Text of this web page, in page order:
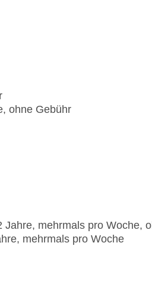
ohne Gebühr
mehrmals pro Woche,
mehrmals pro Woche